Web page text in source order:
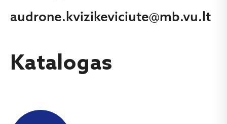
audrone.kvizikeviciute@mb.vu.lt
Katalogas